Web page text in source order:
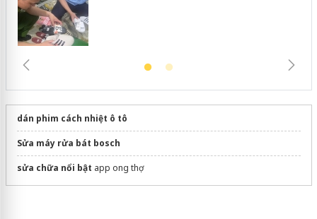
dán phim cách nhiệt ô tô
Sửa máy rửa bát bosch
sửa chữa nổi bật app ong thợ